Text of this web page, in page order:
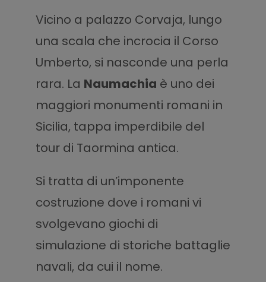
Vicino a palazzo Corvaja, lungo
una scala che incrocia il Corso
Umberto, si nasconde una perla
rara. La Naumachia è uno dei
maggiori monumenti romani in
Sicilia, tappa imperdibile del
tour di Taormina antica.
Si tratta di un’imponente
costruzione dove i romani vi
svolgevano giochi di
simulazione di storiche battaglie
navali, da cui il nome.